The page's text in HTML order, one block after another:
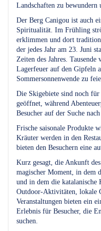
Landschaften zu bewundern
Der Berg Canigou ist auch
Spiritualität. Im Frühling
erklimmen und dort
der jedes Jahr am 23. Juni
Zeiten des Jahres.
Lagerfeuer auf den Gipfeln
Sommersonnenwende zu
Die Skigebiete sind noch für
geöffnet, während
Besucher auf der Suche
Frische saisonale Produkte
Kräuter werden in den
bieten den Besuchern eine
Kurz gesagt, die Ankunft
magischer Moment, in dem
und in dem die katalanische
Outdoor-Aktivitäten, lokale
Veranstaltungen bieten ein
Erlebnis für Besucher, die
suchen.